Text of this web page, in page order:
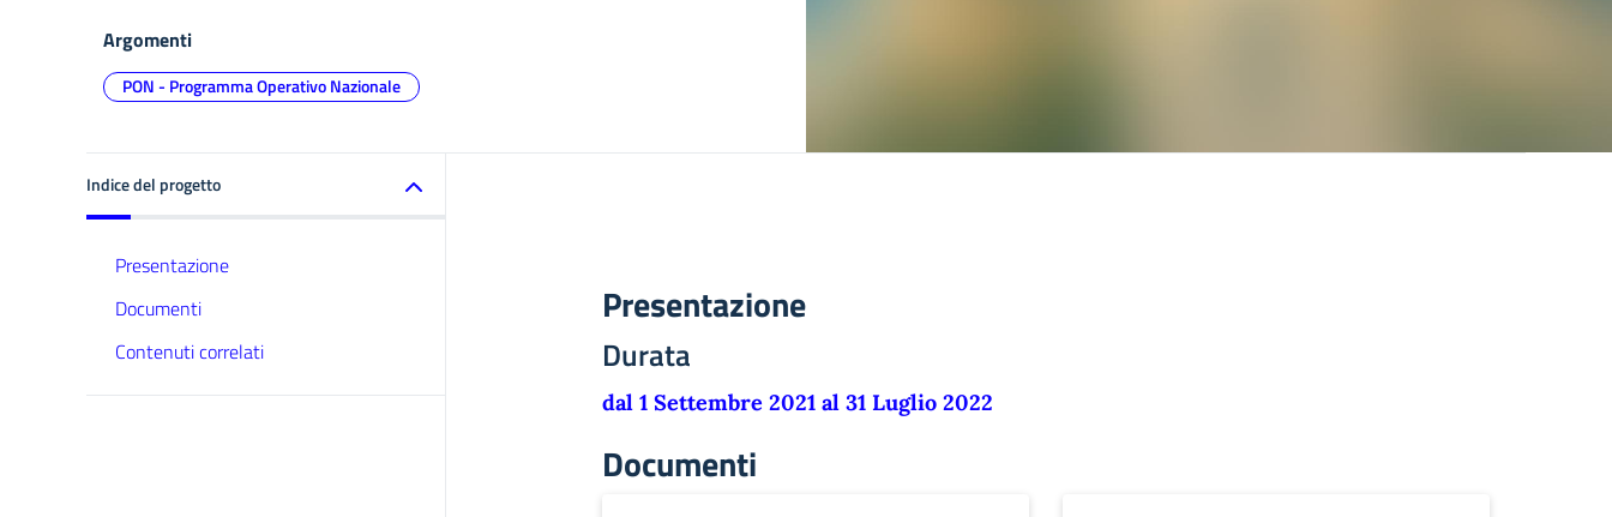
Argomenti
PON - Programma Operativo Nazionale
Indice del progetto
Presentazione
Documenti
Contenuti correlati
Presentazione
Durata
dal 1 Settembre 2021 al 31 Luglio 2022
Documenti